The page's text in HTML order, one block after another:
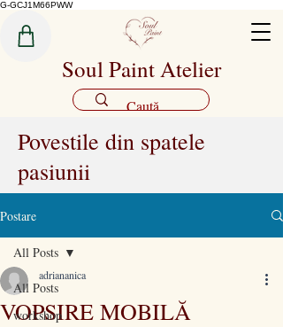
G-GCJ1M66PWW
Soul Paint Atelier
Povestile din spatele
pasiunii
Postare
All Posts
workshop
All Posts
VOPSIRE MOBILĂ
adriananica